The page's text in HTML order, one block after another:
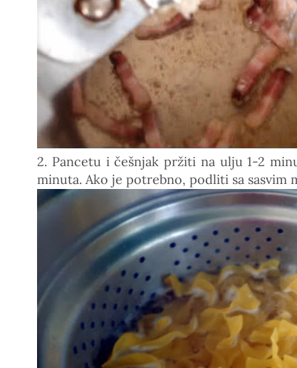
2. Pancetu i češnjak pržiti na ulju 1-2
minuta. Ako je potrebno, podliti sa sasvim